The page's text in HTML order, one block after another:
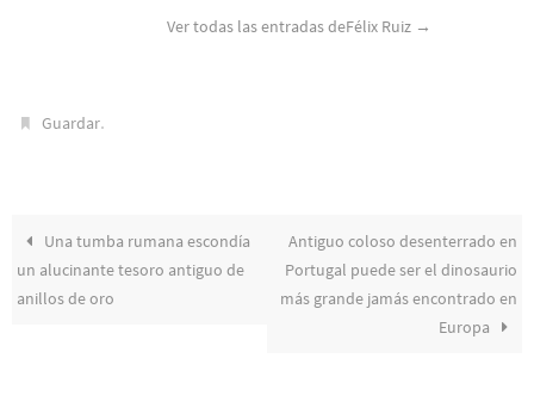
Ver todas las entradas deFélix Ruiz →
Guardar.
Una tumba rumana escondía
un alucinante tesoro antiguo de
anillos de oro
Antiguo coloso desenterrado en
Portugal puede ser el dinosaurio
más grande jamás encontrado en
Europa